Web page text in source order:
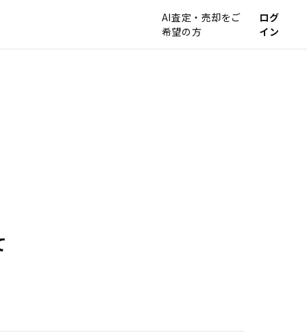
AI査定・売却をご
希望の方
ログ
イン